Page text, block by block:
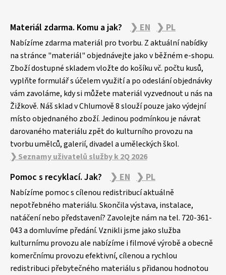
Materiál zdarma. Komu a jak? ❯ EN ❯ PL
Nabízíme zdarma materiál pro tvorbu. Z aktuální nabídky
na stránce "materiál" objednávejte jako v běžném e-shopu.
Zboží dostupné skladem vložte do košíku vč. počtu kusů,
vyplňte formulář s účelem využití a po odeslání objednávky
vám zavoláme, kdy si můžete materiál vyzvednout u nás na
Žižkově. Náš sklad v Chlumově 8 slouží pouze jako výdejní
místo objednaného zboží. Jedinou podmínkou je návrat
darovaného materiálu zpět do kulturního provozu na
tvorbu umělců, galerií, divadel a uměleckých škol.
❯ Seznamy uživatelů služby k 2Q 2026
Pomoc s recyklací. Jak? ❯ EN ❯ PL
Nabízíme pomoc s cílenou redistribucí aktuálně
nepotřebného materiálu. Skončila výstava, instalace,
natáčení nebo představení? Zavolejte nám na tel. 720-361-
043 a domluvíme předání. Vznikli jsme jako služba
kulturnímu provozu ale nabízíme i filmové výrobě a obecně
komerčnímu provozu efektivní, cílenou a rychlou
redistribuci přebytečného materiálu s přidanou hodnotou